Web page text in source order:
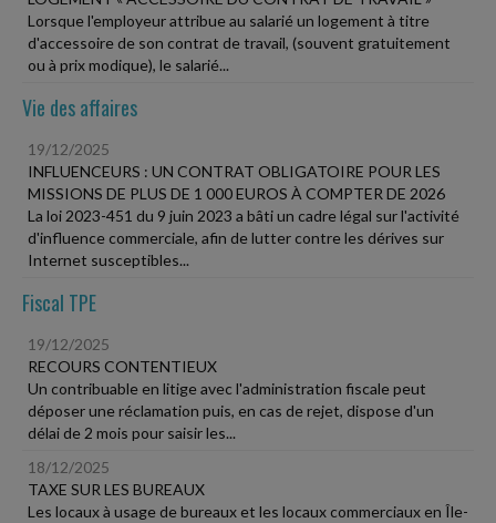
Lorsque l'employeur attribue au salarié un logement à titre
d'accessoire de son contrat de travail, (souvent gratuitement
ou à prix modique), le salarié...
Vie des affaires
19/12/2025
INFLUENCEURS : UN CONTRAT OBLIGATOIRE POUR LES
MISSIONS DE PLUS DE 1 000 EUROS À COMPTER DE 2026
La loi 2023-451 du 9 juin 2023 a bâti un cadre légal sur l'activité
d'influence commerciale, afin de lutter contre les dérives sur
Internet susceptibles...
Fiscal TPE
19/12/2025
RECOURS CONTENTIEUX
Un contribuable en litige avec l'administration fiscale peut
déposer une réclamation puis, en cas de rejet, dispose d'un
délai de 2 mois pour saisir les...
18/12/2025
TAXE SUR LES BUREAUX
Les locaux à usage de bureaux et les locaux commerciaux en Île-